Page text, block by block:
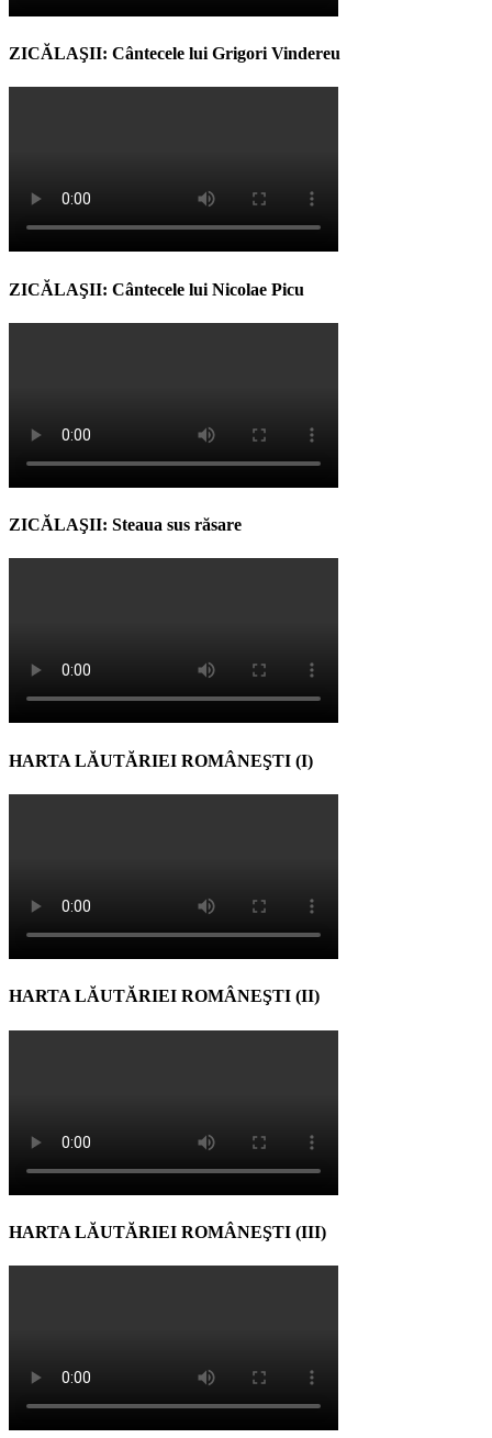
ZICĂLAŞII: Cântecele lui Grigori Vindereu
ZICĂLAŞII: Cântecele lui Nicolae Picu
ZICĂLAŞII: Steaua sus răsare
HARTA LĂUTĂRIEI ROMÂNEŞTI (I)
HARTA LĂUTĂRIEI ROMÂNEŞTI (II)
HARTA LĂUTĂRIEI ROMÂNEŞTI (III)